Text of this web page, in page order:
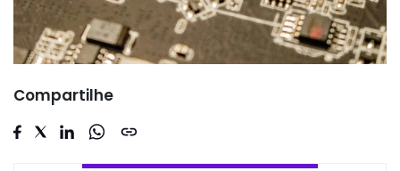
Compartilhe